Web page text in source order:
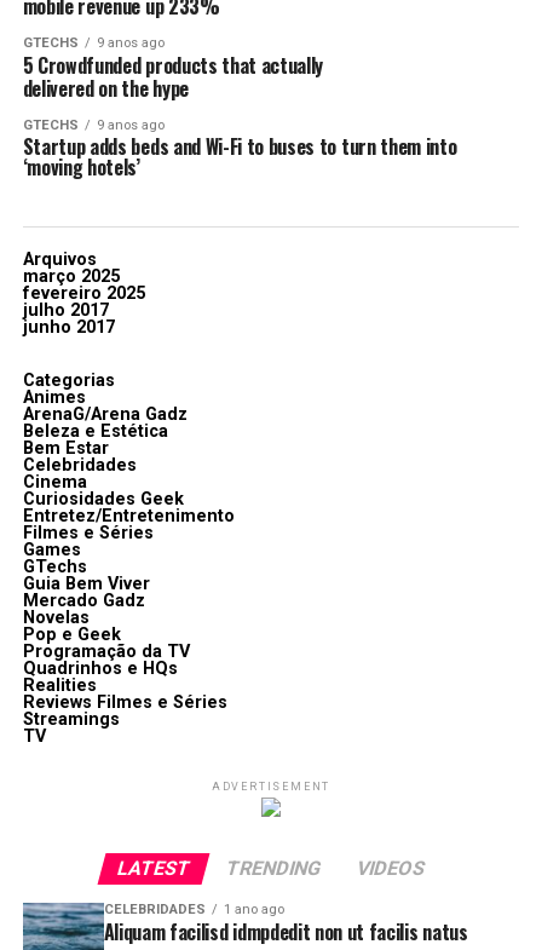
mobile revenue up 233%
GTECHS 9 anos ago
5 Crowdfunded products that actually
delivered on the hype
GTECHS 9 anos ago
Startup adds beds and Wi-Fi to buses to turn them into
‘moving hotels’
Arquivos
março 2025
fevereiro 2025
julho 2017
junho 2017
Categorias
Animes
ArenaG/Arena Gadz
Beleza e Estética
Bem Estar
Celebridades
Cinema
Curiosidades Geek
Entretez/Entretenimento
Filmes e Séries
Games
GTechs
Guia Bem Viver
Mercado Gadz
Novelas
Pop e Geek
Programação da TV
Quadrinhos e HQs
Realities
Reviews Filmes e Séries
Streamings
TV
ADVERTISEMENT
LATEST TRENDING VIDEOS
CELEBRIDADES 1 ano ago
Aliquam facilisd idmpdedit non ut facilis natus